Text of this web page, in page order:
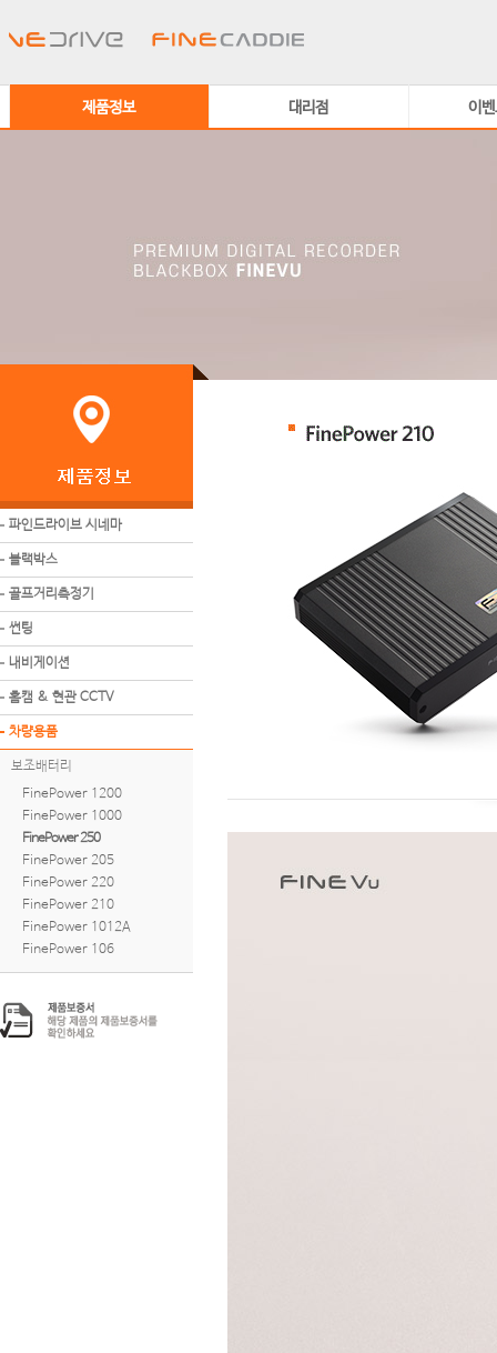
제품정보 대리점 이
파인드라이브 시네마
블랙박스
골프거리측정기
썬팅
내비게이션
홈캠 & 현관 CCTV
차량용품
보조배터리
FinePower 1200
FinePower 1000
FinePower 250
FinePower 205
FinePower 220
FinePower 210
FinePower 1012A
FinePower 106